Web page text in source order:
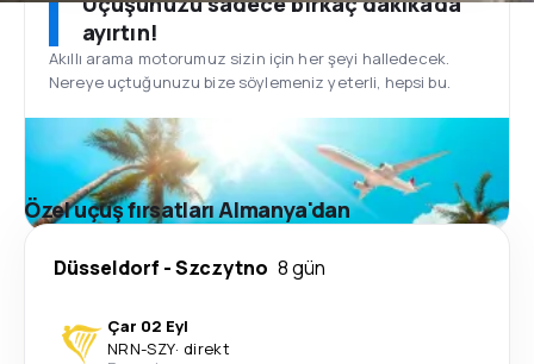
ayırtın!
Akıllı arama motorumuz sizin için her şeyi halledecek.
Nereye uçtuğunuzu bize söylemeniz yeterli, hepsi bu.
Özel uçuş fırsatları Almanya'dan
Düsseldorf -Szczytno 8 gün
Çar 02 Eyl
NRN-SZY· direkt